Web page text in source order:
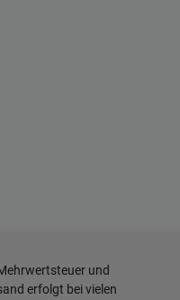
und
erfolgt bei vielen